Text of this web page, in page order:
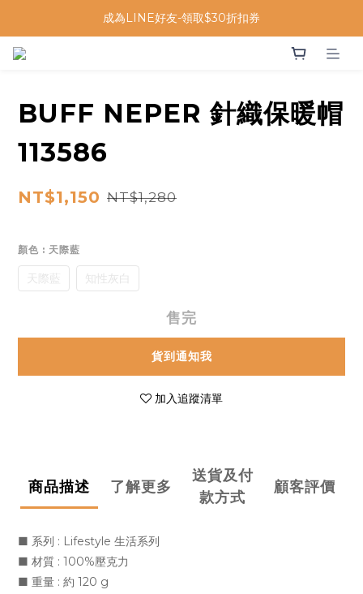
成為LINE好友-領取$30折扣券
BUFF NEPER 針織保暖帽
113586
NT$1,150 NT$1,280
顏色 : 天際藍
天際藍 知性灰白
售完
貨到通知我
加入追蹤清單
商品描述 了解更多
送貨及付
款方式
顧客評價
■ 系列 : Lifestyle 生活系列
■ 材質 : 100%壓克力
■ 重量 : 約 120 g